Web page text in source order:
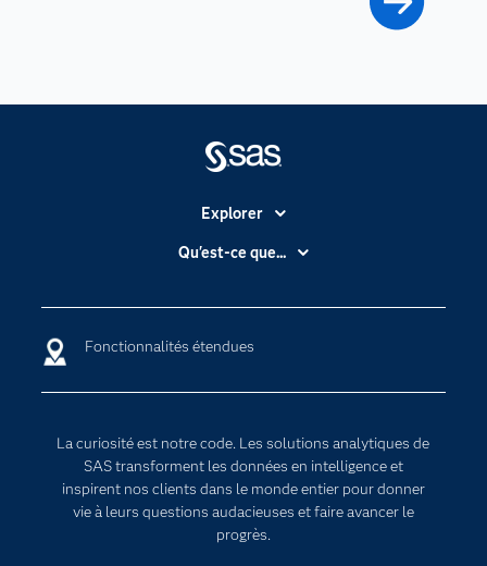
Fonctionnalités étendues
La curiosité est notre code. Les solutions analytiques de
SAS transforment les données en intelligence et
inspirent nos clients dans le monde entier pour donner
vie à leurs questions audacieuses et faire avancer le
progrès.
Explorer
Accessibilité
Carrières
Certifications
Documentation
Pour les enseignants
Entreprise
Qu'est-ce que...
Intelligence artificielle
Internet des objets
Transformation digitale